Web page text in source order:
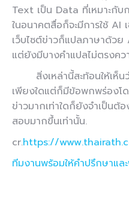
Text เป็น Data ที่เหมาะกั
ในอนาคตสื่อก็จะมีการใช้ AI
เว็บไซต์ข่าวก็แปลภาษาด้ว
แต่ยังมีบางคำแปลไม่ตรงคว
สิ่งเหล่านี้สะท้อนให้เห็น
เพียงใดแต่ก็มีข้อพกพร่องโด
ข่าวมากเท่าใดก็ยังจำเป็นต้
สอบมากขึ้นเท่านั้น.
cr.https://
ทีมงานพร้อมให้คำปรึกษาแ